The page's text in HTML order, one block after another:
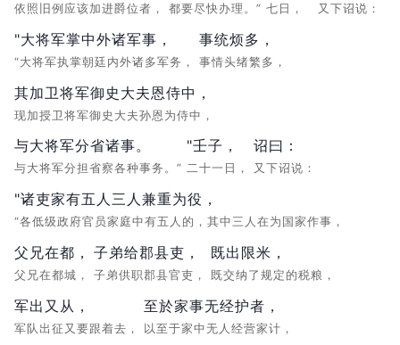
依照旧例应该加进爵位者， 都要尽快办理。” 七日， 又下诏说：
"大将军掌中外诸军事，
“大将军执掌朝廷内外诸多军务，
事统烦多，
事情头绪繁多，
其加卫将军御史大夫恩侍中，
现加授卫将军御史大夫孙恩为侍中，
与大将军分省诸事。
与大将军分担省察各种事务。”
"壬子，
二十一日，
诏曰：
又下诏说：
"诸吏家有五人三人兼重为役，
“各低级政府官员家庭中有五人的，其中三人在为国家作事，
父兄在都，
父兄在都城，
子弟给郡县吏，
子弟供职郡县官吏，
既出限米，
既交纳了规定的税粮，
军出又从，
军队出征又要跟着去，
至於家事无经护者，
以至于家中无人经营家计，